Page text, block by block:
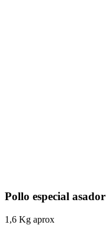
Pollo especial asador
1,6 Kg aprox